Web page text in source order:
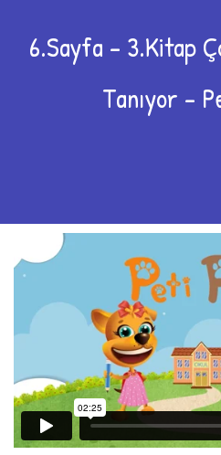
6.Sayfa – 3.Kitap
Tanıyor –